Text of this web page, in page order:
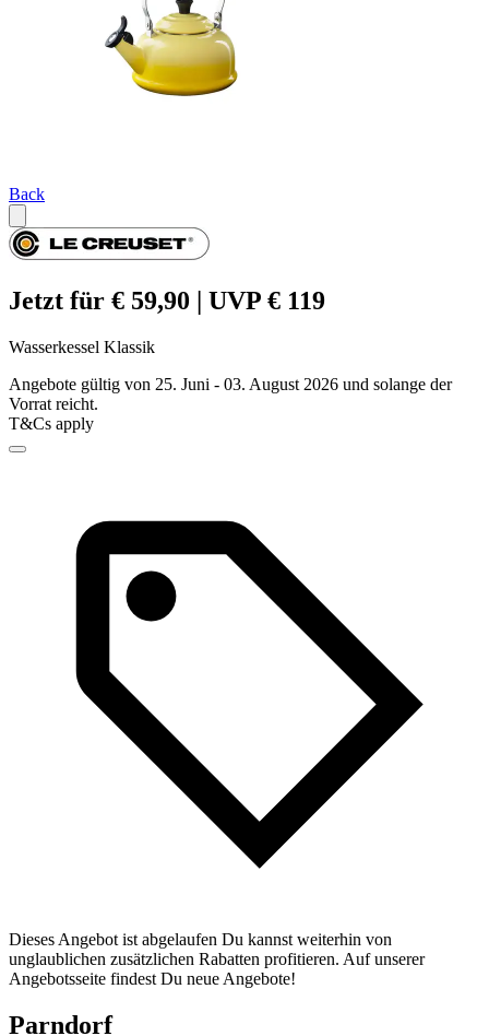
Back
Jetzt für € 59,90 | UVP € 119
Wasserkessel Klassik
Angebote gültig von 25. Juni - 03. August 2026 und solange der
Vorrat reicht.
T&Cs apply
Dieses Angebot ist abgelaufen Du kannst weiterhin von
unglaublichen zusätzlichen Rabatten profitieren. Auf unserer
Angebotsseite findest Du neue Angebote!
Parndorf